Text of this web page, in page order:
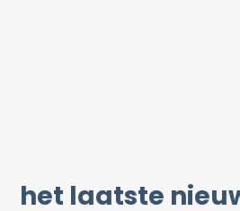
het laatste